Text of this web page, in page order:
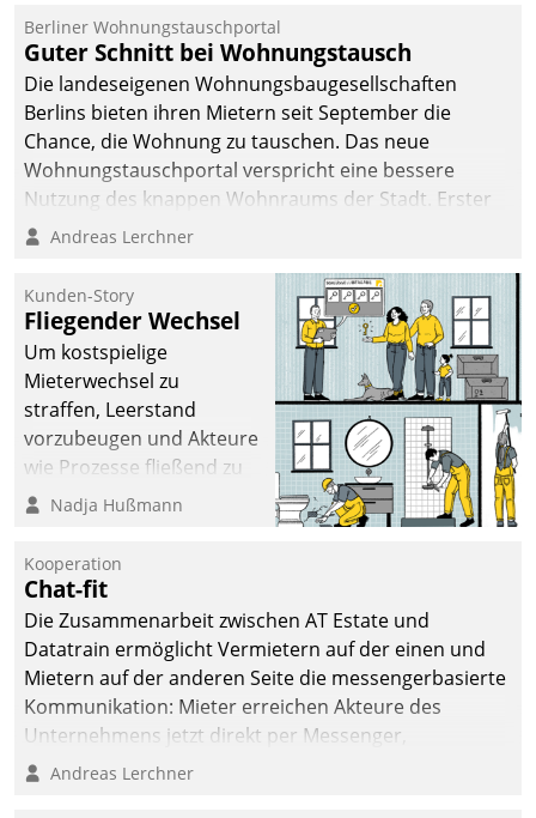
Berliner Wohnungstauschportal
Guter Schnitt bei Wohnungstausch
Die landeseigenen Wohnungsbaugesellschaften
Berlins bieten ihren Mietern seit September die
Chance, die Wohnung zu tauschen. Das neue
Wohnungstauschportal verspricht eine bessere
Nutzung des knappen Wohnraums der Stadt. Erster
Anwendungsfall für Datatrains Lösung API-Hub mit
Unternehmen.
Andreas Lerchner
Kunden-Story
Fliegender Wechsel
Um kostspielige
Mieterwechsel zu
straffen, Leerstand
vorzubeugen und Akteure
wie Prozesse fließend zu
vernetzen, nutzt die
Jahresbeginn eine
Überblick, Einsicht und
Eingriff bietende Lösung.
Zur Entwicklung setzte
man auf
Cloudtechnologie,
bewährte und Startup-
agile Projektmethoden.
Nadja Hußmann
Kooperation
Chat-fit
Die Zusammenarbeit zwischen AT Estate und
Datatrain ermöglicht Vermietern auf der einen und
Mietern auf der anderen Seite die messengerbasierte
Kommunikation: Mieter erreichen Akteure des
Unternehmens jetzt direkt per Messenger,
Mitarbeiter oder Dienstleister empfangen oder
Andreas Lerchner